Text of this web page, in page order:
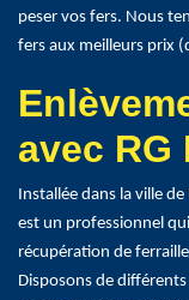
peser vos fers. Nous
fers aux meilleurs prix
avec
Installée dans la ville
est un professionnel
récupération de
Disposons de